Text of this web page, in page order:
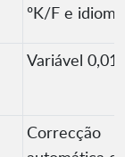
ºK/F e idioma
Variável 0,01
Correcção